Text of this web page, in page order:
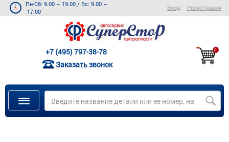
Пн-Сб: 9.00 – 19.00 / Вс: 9.00 –
17.00
Вход Регистрация
+7 (495) 797-38-78
Заказать звонок
0